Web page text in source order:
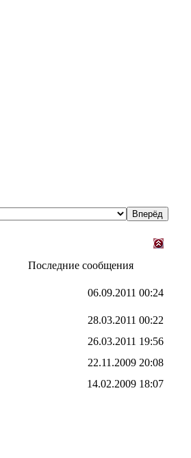
Последние сообщения
06.09.2011 00:24
28.03.2011 00:22
26.03.2011 19:56
22.11.2009 20:08
14.02.2009 18:07